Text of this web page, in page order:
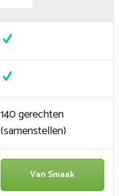
140 gerechten
(samenstellen)
Van Smaak